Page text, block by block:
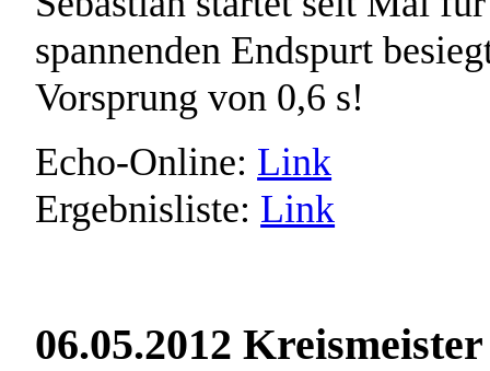
spannenden Endspurt
Vorsprung von 0,6 s!
Echo-Online: Link
Ergebnisliste: Link
06.05.2012